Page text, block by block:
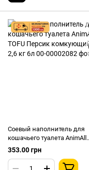
Соевый наполнитель для
кошачьего туалета AnimAll
TOFU Персик комкующийся
353.00 грн